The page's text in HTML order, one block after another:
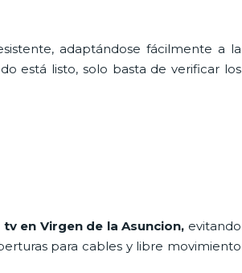
adaptándose fácilmente a la
está listo, solo basta de verificar los
en Virgen de la Asuncion, evitando
para cables y libre movimiento